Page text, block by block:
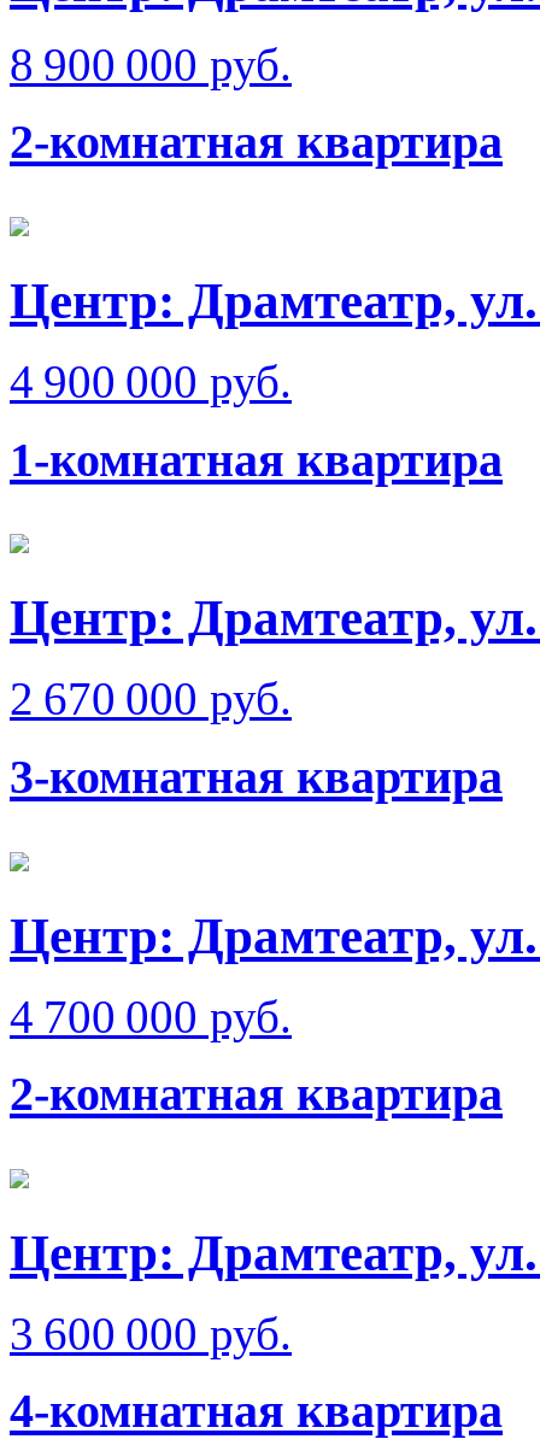
8 900 000 руб.
2-комнатная квартира
Центр: Драмтеатр,
4 900 000 руб.
1-комнатная квартира
Центр: Драмтеатр,
2 670 000 руб.
3-комнатная квартира
Центр: Драмтеатр,
4 700 000 руб.
2-комнатная квартира
Центр: Драмтеатр,
3 600 000 руб.
4-комнатная квартира